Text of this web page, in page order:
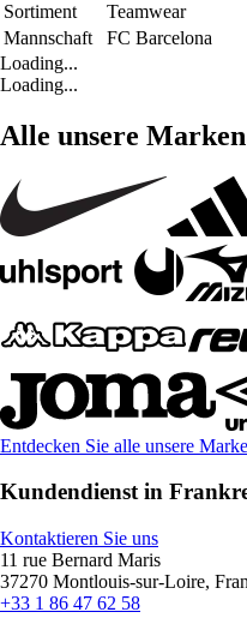
Sortiment
Teamwear
Mannschaft
FC Barcelona
Loading...
Loading...
Alle unsere Marken
Entdecken Sie alle unsere
Kundendienst in
Kontaktieren Sie uns
11 rue Bernard Maris
37270 Montlouis-sur-Loire,
+33 1 86 47 62 58